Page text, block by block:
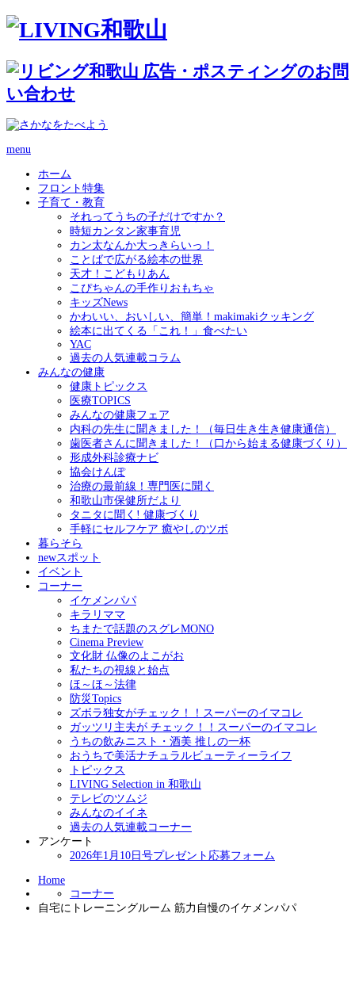
menu
ホーム
フロント特集
子育て・教育
それってうちの子だけですか？
時短カンタン家事育児
カン太なんか大っきらいっ！
ことばで広がる絵本の世界
天才！こどもりあん
こぴちゃんの手作りおもちゃ
キッズNews
かわいい、おいしい、簡単！makimakiクッキング
絵本に出てくる「これ！」食べたい
YAC
過去の人気連載コラム
みんなの健康
健康トピックス
医療TOPICS
みんなの健康フェア
内科の先生に聞きました！（毎日生き生き健康通信）
歯医者さんに聞きました！（口から始まる健康づくり）
形成外科診療ナビ
協会けんぽ
治療の最前線！専門医に聞く
和歌山市保健所だより
タニタに聞く! 健康づくり
手軽にセルフケア 癒やしのツボ
暮らそら
newスポット
イベント
コーナー
イケメンパパ
キラリママ
ちまたで話題のスグレMONO
Cinema Preview
文化財 仏像のよこがお
私たちの視線と始点
ほ～ほ～法律
防災Topics
ズボラ独女がチェック！！スーパーのイマコレ
ガッツリ主夫が チェック！！スーパーのイマコレ
うちの飲みニスト・酒美 推しの一杯
おうちで美活ナチュラルビューティーライフ
トピックス
LIVING Selection in 和歌山
テレビのツムジ
みんなのイイネ
過去の人気連載コーナー
アンケート
2026年1月10日号プレゼント応募フォーム
Home
コーナー
自宅にトレーニングルーム 筋力自慢のイケメンパパ